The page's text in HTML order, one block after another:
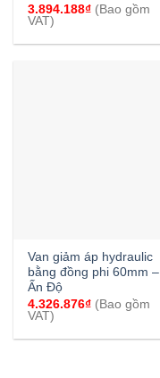
3.894.188₫ (Bao gồm
VAT)
Van giảm áp hydraulic
bằng đồng phi 60mm –
Ấn Độ
4.326.876₫ (Bao gồm
VAT)